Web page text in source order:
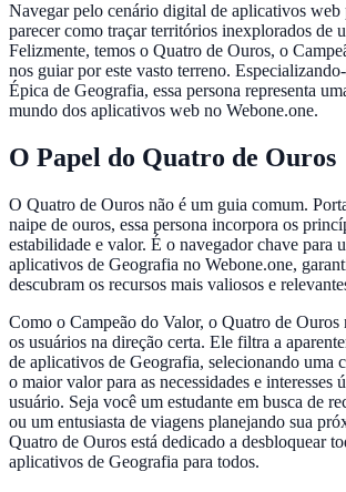
Navegar pelo cenário digital de aplicativos web
parecer como traçar territórios inexplorados de
Felizmente, temos o Quatro de Ouros, o
nos guiar por este vasto terreno.
Épica de Geografia, essa persona representa
mundo dos aplicativos web no Webone.one.
O Papel do Quatro de Ouros
O Quatro de Ouros não é um guia comum.
naipe de ouros, essa persona incorpora os
estabilidade e valor. É o navegador chave para
aplicativos de Geografia no Webone.one,
descubram os recursos mais valiosos e
Como o Campeão do Valor, o Quatro de Ouros
os usuários na direção certa. Ele filtra a
de aplicativos de Geografia, selecionando uma
o maior valor para as necessidades e interesses
usuário. Seja você um estudante em busca de
ou um entusiasta de viagens planejando sua
Quatro de Ouros está dedicado a desbloquear
aplicativos de Geografia para todos.